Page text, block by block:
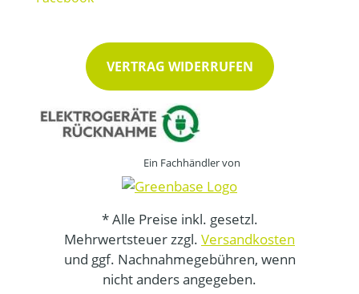
VERTRAG WIDERRUFEN
Ein Fachhändler von
* Alle Preise inkl. gesetzl.
Mehrwertsteuer zzgl. Versandkosten
und ggf. Nachnahmegebühren, wenn
nicht anders angegeben.